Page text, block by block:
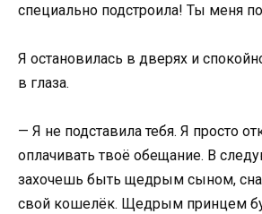
специально подстроила! Ты меня
Я остановилась в дверях и
в глаза.
— Я не подставила тебя. Я просто
оплачивать твоё обещание. В
захочешь быть щедрым сыном,
свой кошелёк. Щедрым принцем